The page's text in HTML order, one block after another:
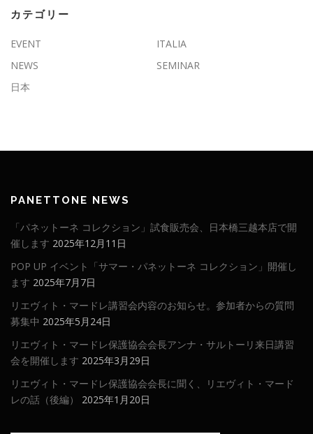
カテゴリー
EVENT
ITALIA
NEWS
SEMINAR
日本
PANETTONE NEWS
「パネットーネ コレクション」試食販売会、日本橋三越本店で開
催します 2025年12月11日
POP UP イベント「サマー・パネットーネ コレクション」開催し
ます 2025年7月7日
リエヴィト・マードレ講習会内容のお知らせ。参加者からの質問
募集中 2025年5月24日
リエヴィト・マードレ保護協会会長アンナ・サルトーリ来日講習
会を開催します 2025年3月29日
リエヴィト・マードレ保護協会会長に聞く、リエヴィト・マード
レの話（後編）
2025年1月20日